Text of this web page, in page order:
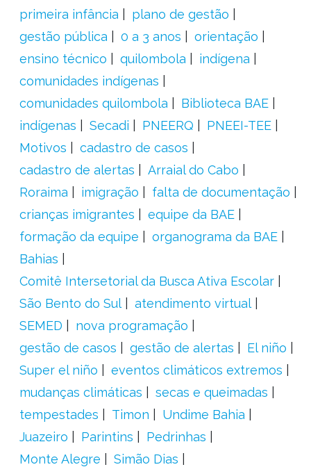
primeira infância
plano de gestão
gestão pública
0 a 3 anos
orientação
ensino técnico
quilombola
indígena
comunidades indígenas
comunidades quilombola
Biblioteca BAE
indígenas
Secadi PNEERQ
PNEEI-TEE
Motivos
cadastro de casos
cadastro de alertas
Arraial do Cabo
Roraima
imigração
falta de documentação
crianças imigrantes
equipe da BAE
formação da equipe
organograma da BAE
Bahias
Comitê Intersetorial da Busca Ativa Escolar
São Bento do Sul
atendimento virtual
SEMED
nova programação
gestão de casos
gestão de alertas
El niño
Super el niño
eventos climáticos extremos
mudanças climáticas
secas e queimadas
tempestades
Timon
Undime Bahia
Juazeiro
Parintins
Pedrinhas
Monte Alegre
Simão Dias